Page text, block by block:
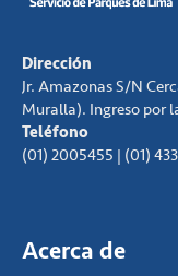
Dirección
Jr. Amazonas S/N
Muralla). Ingreso por
Teléfono
(01) 2005455 | (01)
Acerca de